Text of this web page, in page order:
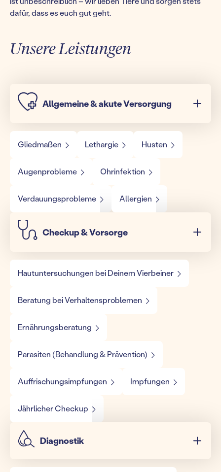
dafür, dass es euch gut geht.
Unsere Leistungen
Allgemeine & akute Versorgung
Gliedmaßen Lethargie Husten
Augenprobleme Ohrinfektion
Verdauungsprobleme Allergien
Checkup & Vorsorge
Hautuntersuchungen bei Deinem Vierbeiner
Beratung bei Verhaltensproblemen
Ernährungsberatung
Parasiten (Behandlung & Prävention)
Auffrischungsimpfungen Impfungen
Jährlicher Checkup
Diagnostik